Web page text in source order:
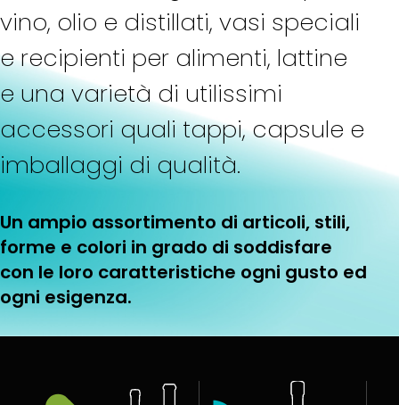
vino, olio e distillati, vasi speciali
e recipienti per alimenti, lattine
e una varietà di utilissimi
accessori quali tappi, capsule e
imballaggi di qualità.
Un ampio assortimento di articoli, stili,
forme e colori in grado di soddisfare
con le loro caratteristiche ogni gusto ed
ogni esigenza.